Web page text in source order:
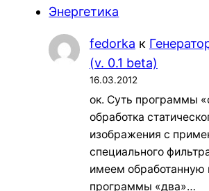
Энергетика
fedorka к
(v. 0.1 beta)
16.03.2012
ок. Суть программы
обработка
изображения с
специального
имеем обработанную
программы «два»…